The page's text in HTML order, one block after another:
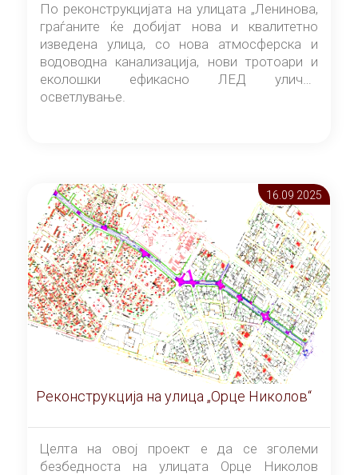
По реконструкцијата на улицата „Ленинова,
граѓаните ќе добијат нова и квалитетно
изведена улица, со нова атмосферска и
водоводна канализација, нови тротоари и
еколошки ефикасно ЛЕД улично
осветлување.
16.09 2025
Реконструкција на улица „Орце Николов“
Целта на овој проект е да се зголеми
безбедноста на улицата Орце Николов